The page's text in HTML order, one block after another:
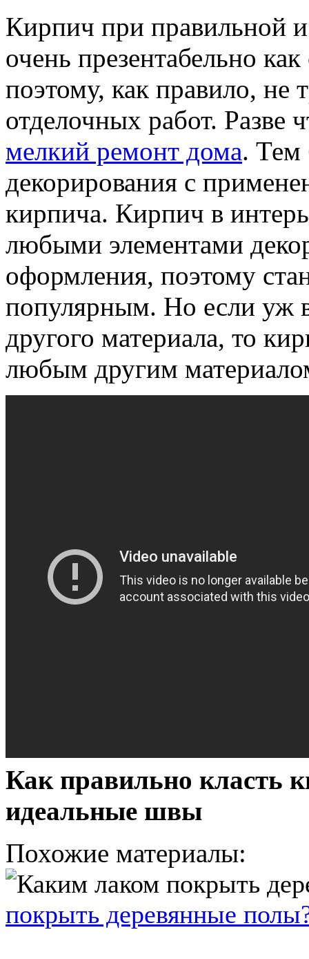
Кирпич при правильной и
очень презентабельно
поэтому, как правило, не
отделочных работ. Разве
мелкий ремонт дома. Тем
декорирования с
кирпича. Кирпич в
любыми элементами
оформления, поэтому
популярным. Но если уж
другого материала, то
любым другим
Как правильно класть
идеальные швы
Похожие материалы:
покрыть деревянные